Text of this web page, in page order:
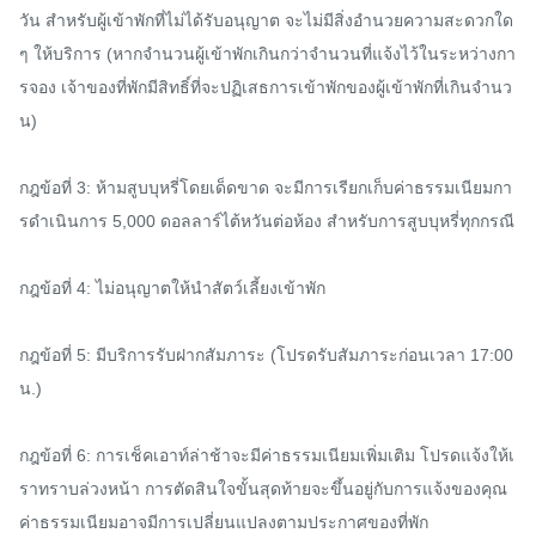
วัน สำหรับผู้เข้าพักที่ไม่ได้รับอนุญาต จะไม่มีสิ่งอำนวยความสะดวกใด
ๆ ให้บริการ (หากจำนวนผู้เข้าพักเกินกว่าจำนวนที่แจ้งไว้ในระหว่างกา
รจอง เจ้าของที่พักมีสิทธิ์ที่จะปฏิเสธการเข้าพักของผู้เข้าพักที่เกินจำนว
น)
กฎข้อที่ 3: ห้ามสูบบุหรี่โดยเด็ดขาด จะมีการเรียกเก็บค่าธรรมเนียมกา
รดำเนินการ 5,000 ดอลลาร์ไต้หวันต่อห้อง สำหรับการสูบบุหรี่ทุกกรณี
กฎข้อที่ 4: ไม่อนุญาตให้นำสัตว์เลี้ยงเข้าพัก
กฎข้อที่ 5: มีบริการรับฝากสัมภาระ (โปรดรับสัมภาระก่อนเวลา 17:00
น.)
กฎข้อที่ 6: การเช็คเอาท์ล่าช้าจะมีค่าธรรมเนียมเพิ่มเติม โปรดแจ้งให้เ
ราทราบล่วงหน้า การตัดสินใจขั้นสุดท้ายจะขึ้นอยู่กับการแจ้งของคุณ
ค่าธรรมเนียมอาจมีการเปลี่ยนแปลงตามประกาศของที่พัก